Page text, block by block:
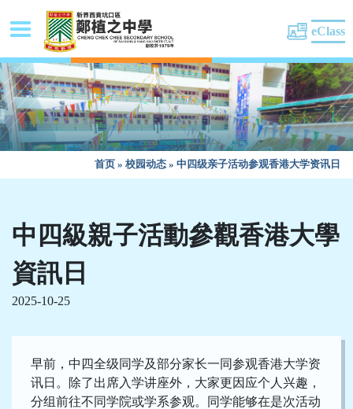
eClass
首页 » 校园动态 » 中四级亲子活动参观香港大学资讯日
中四級親子活動參觀香港大學
資訊日
2025-10-25
早前，中四全级同学及部分家长一同参观香港大学资
讯日。除了出席入学讲座外，大家更因应个人兴趣，
分组前往不同学院或学系参观。同学能够在是次活动